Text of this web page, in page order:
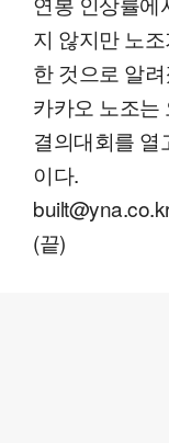
지 않지만 노
한 것으로 알
카카오 노조는
결의대회를 열
이다.
(끝)